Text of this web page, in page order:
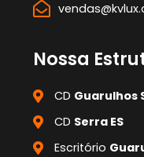
Nossa
CD Guarulhos
CD Serra ES
Escritório